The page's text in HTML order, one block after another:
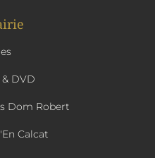
DVD
Dom Robert
Calcat